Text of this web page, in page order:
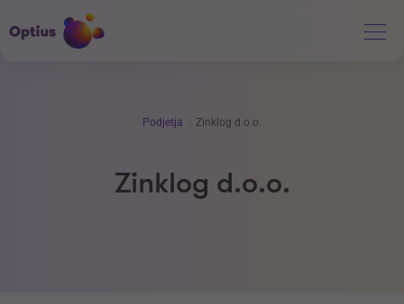
Podjetja Zinklog d.o.o.
Zinklog d.o.o.